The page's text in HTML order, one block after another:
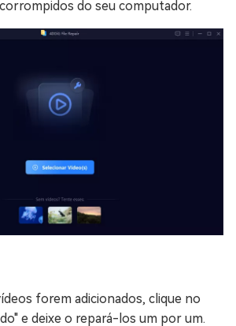
do seu computador.
forem adicionados, clique no
e deixe o repará-los um por um.